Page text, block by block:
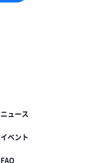
ニュース
イベント
FAQ